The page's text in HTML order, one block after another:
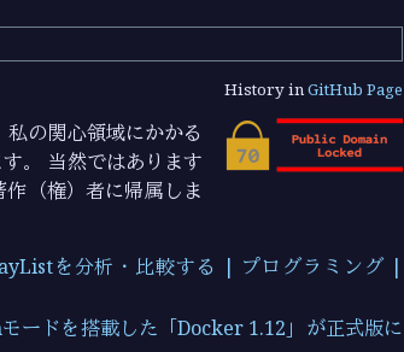
History inGitHub Page
の関心領域にかかる
。 当然ではあります
（権）者に帰属しま
を分析・比較する | プログラミング |
ードを搭載した「Docker 1.12」が正式版に